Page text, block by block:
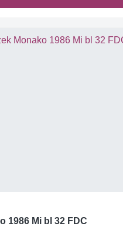
1986 Mi bl 32 FDC